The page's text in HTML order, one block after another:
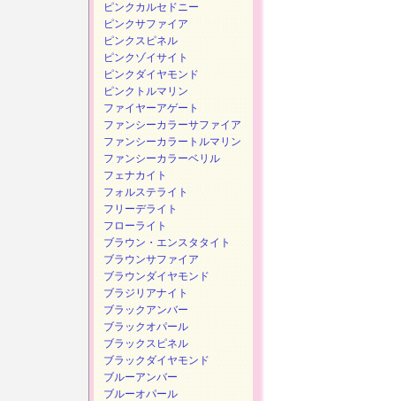
ピンクカルセドニー
ピンクサファイア
ピンクスピネル
ピンクゾイサイト
ピンクダイヤモンド
ピンクトルマリン
ファイヤーアゲート
ファンシーカラーサファイア
ファンシーカラートルマリン
ファンシーカラーベリル
フェナカイト
フォルステライト
フリーデライト
フローライト
ブラウン・エンスタタイト
ブラウンサファイア
ブラウンダイヤモンド
ブラジリアナイト
ブラックアンバー
ブラックオパール
ブラックスピネル
ブラックダイヤモンド
ブルーアンバー
ブルーオパール